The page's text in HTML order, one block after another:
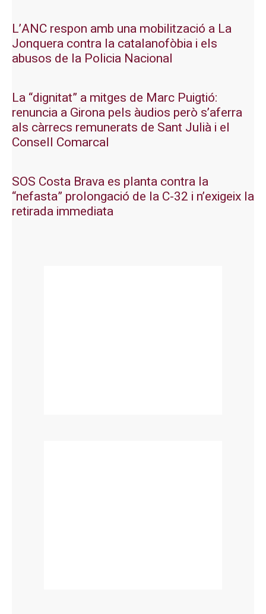
L’ANC respon amb una mobilització a La
Jonquera contra la catalanofòbia i els
abusos de la Policia Nacional
La “dignitat” a mitges de Marc Puigtió:
renuncia a Girona pels àudios però s’aferra
als càrrecs remunerats de Sant Julià i el
Consell Comarcal
SOS Costa Brava es planta contra la
“nefasta” prolongació de la C-32 i n’exigeix la
retirada immediata